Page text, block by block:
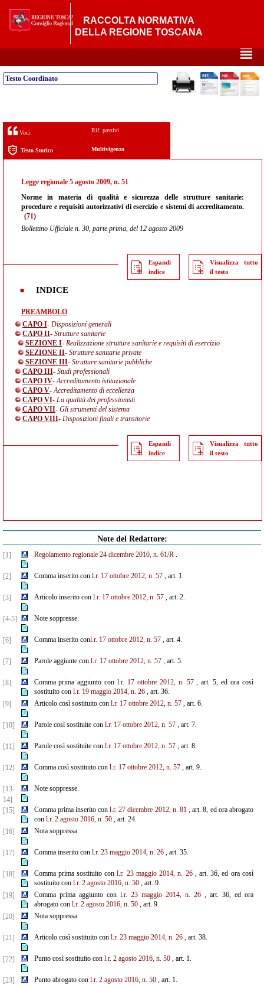
RACCOLTA NORMATIVA
DELLA REGIONE TOSCANA
²
Testo Coordinato
Voci Rif. passivi
Testo Storico Multivigenza
Legge regionale 5 agosto 2009, n. 51
Norme in materia di qualità e sicurezza delle strutture sanitarie:
procedure e requisiti autorizzativi di esercizio e sistemi di accreditamento.
(71)
Bollettino Ufficiale n. 30, parte prima, del 12 agosto 2009
Espandi
indice
Visualizza tutto
il testo
INDICE
PREAMBOLO
CAPO I- Disposizioni generali
CAPO II- Strutture sanitarie
SEZIONE I- Realizzazione strutture sanitarie e requisiti di esercizio
SEZIONE II- Strutture sanitarie private
SEZIONE III- Strutture sanitarie pubbliche
CAPO III- Studi professionali
CAPO IV- Accreditamento istituzionale
CAPO V- Accreditamento di eccellenza
CAPO VI- La qualità dei professionisti
CAPO VII- Gli strumenti del sistema
CAPO VIII- Disposizioni finali e transitorie
Espandi
indice
Visualizza tutto
il testo
Note del Redattore:
[1] Regolamento regionale 24 dicembre 2010, n. 61/R.
[2] Comma inserito con l.r. 17 ottobre 2012, n. 57, art. 1.
[3] Articolo inserito con l.r. 17 ottobre 2012, n. 57, art. 2.
[4-5] Note soppresse.
[6] Comma inserito conl.r. 17 ottobre 2012, n. 57, art. 4.
[7] Parole aggiunte con l.r. 17 ottobre 2012, n. 57, art. 5.
[8] Comma prima aggiunto conl.r. 17 ottobre 2012, n. 57, art. 5, ed ora così
sostituito con l.r. 19 maggio 2014, n. 26, art. 36.
[9]
Articolo così sostituito con l.r. 17 ottobre 2012, n. 57, art. 6.
[10] Parole così sostituite con l.r. 17 ottobre 2012, n. 57, art. 7.
[11] Parole così sostituite con l.r. 17 ottobre 2012, n. 57, art. 8.
[12] Comma così sostituito con l.r. 17 ottobre 2012, n. 57, art. 9.
[13-
14]
Note soppresse.
[15] Comma prima inserito conl.r. 27 dicembre 2012, n. 81, art. 8, ed ora abrogato
con l.r. 2 agosto 2016, n. 50, art. 24.
[16]
Nota soppressa.
[17] Comma inserito con l.r. 23 maggio 2014, n. 26, art. 35.
[18] Comma prima sostituito conl.r. 23 maggio 2014, n. 26, art. 36, ed ora così
sostituito con l.r. 2 agosto 2016, n. 50, art. 9.
[19]
Comma prima aggiunto con l.r. 23 maggio 2014, n. 26, art. 36, ed ora
abrogato con l.r. 2 agosto 2016, n. 50, art. 9.
[20]
Nota soppressa
[21] Articolo così sostituito con l.r. 23 maggio 2014, n. 26, art. 38.
[22] Punto così sostituito con l.r. 2 agosto 2016, n. 50, art. 1.
[23] Punto abrogato con l.r. 2 agosto 2016, n. 50, art. 1.